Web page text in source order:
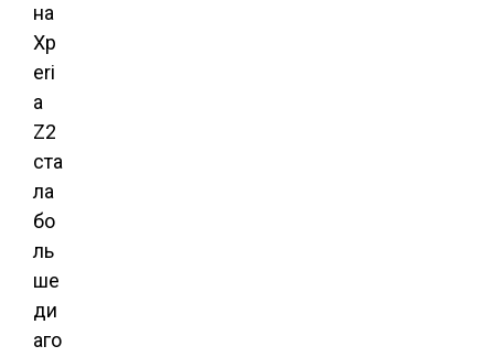
на
Xp
eri
a
Z2
ста
ла
бо
ль
ше
ди
аго